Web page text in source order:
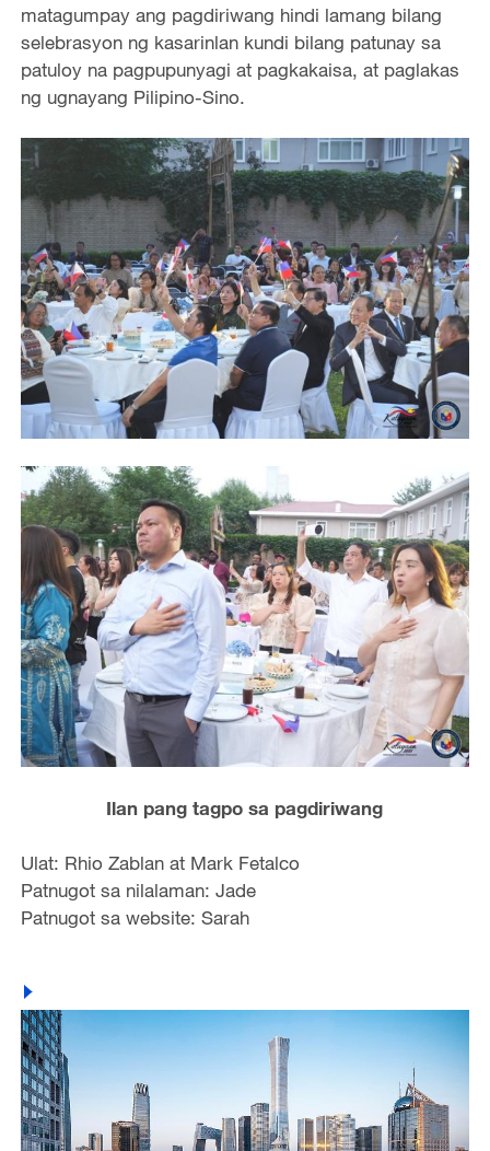
matagumpay ang pagdiriwang hindi lamang bilang
selebrasyon ng kasarinlan kundi bilang patunay sa
patuloy na pagpupunyagi at pagkakaisa, at paglakas
ng ugnayang Pilipino-Sino.
Ilan pang tagpo sa pagdiriwang
Ulat: Rhio Zablan at Mark Fetalco
Patnugot sa nilalaman: Jade
Patnugot sa website: Sarah